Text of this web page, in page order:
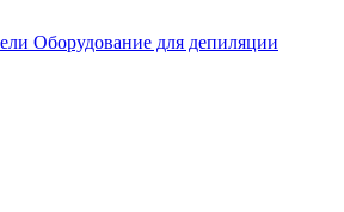
Оборудование для депиляции